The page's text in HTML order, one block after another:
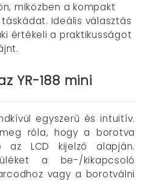
miközben a kompakt
Ideális választás
értékeli a praktikusságot
YR-188 mini
egyszerű és intuitív.
róla, hogy a borotva
LCD kijelző alapján.
a be-/kikapcsoló
vagy a borotválni